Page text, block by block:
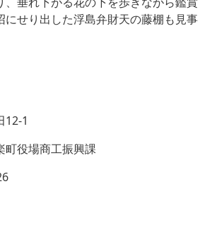
にせり出した浮島弁財天の藤棚も見事
12-1
町役場商工振興課